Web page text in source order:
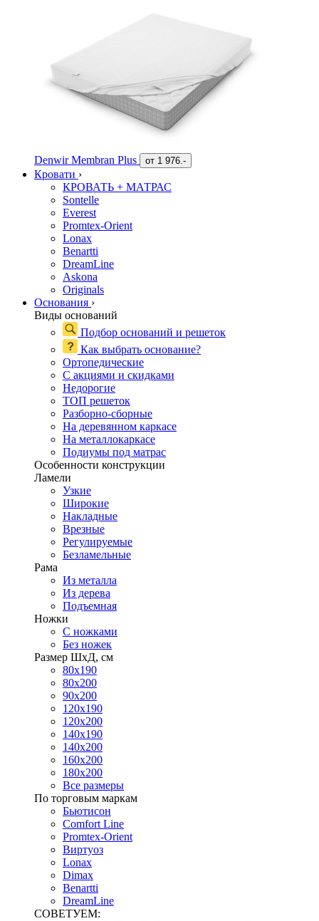
Denwir Membran Plus от 1 976.-
Кровати ›
КРОВАТЬ + МАТРАС
Sontelle
Everest
Promtex-Orient
Lonax
Benartti
DreamLine
Askona
Originals
Основания ›
Виды оснований
Подбор оснований и решеток
Как выбрать основание?
Ортопедические
С акциями и скидками
Недорогие
ТОП решеток
Разборно-сборные
На деревянном каркасе
На металлокаркасе
Подиумы под матрас
Особенности конструкции
Ламели
Узкие
Широкие
Накладные
Врезные
Регулируемые
Безламельные
Рама
Из металла
Из дерева
Подъемная
Ножки
С ножками
Без ножек
Размер ШхД, см
80х190
80х200
90х200
120х190
120х200
140х190
140х200
160х200
180х200
Все размеры
По торговым маркам
Бьютисон
Comfort Line
Promtex-Orient
Виртуоз
Lonax
Dimax
Benartti
DreamLine
СОВЕТУЕМ: